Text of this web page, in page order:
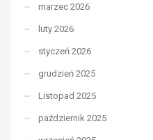
marzec 2026
luty 2026
styczeń 2026
grudzień 2025
Listopad 2025
październik 2025